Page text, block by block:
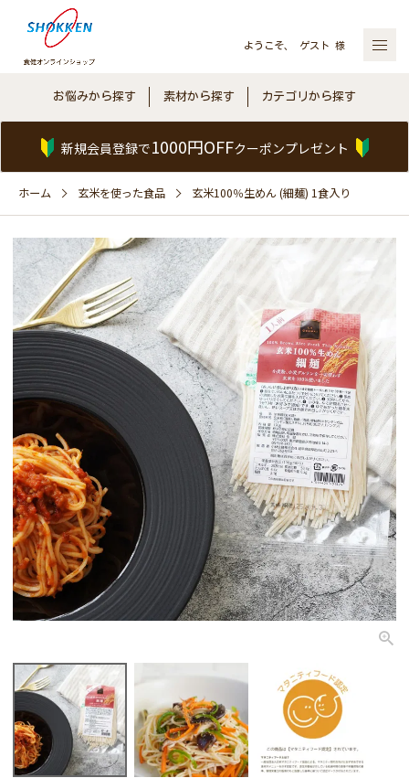
ようこそ、 ゲスト 様
お悩みから探す 素材から探す カテゴリから探す
新規会員登録で1000円OFFクーポンプレゼント
ホーム 玄米を使った食品 玄米100％生めん (細麺) 1食入り